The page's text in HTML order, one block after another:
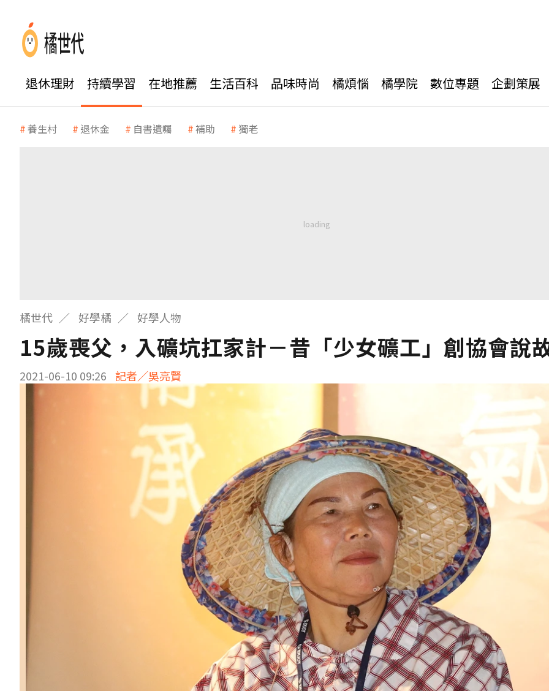
退休理財 持續學習 在地推薦 生活百科 品味時尚 橘煩惱 橘學院 數位專題 企劃策展
養生村 退休金 自書遺囑 補助 獨老
橘世代 好學橘 好學人物
15歲喪父，入礦坑扛家計－昔「少女礦工」創協會說
2021-06-10 09:26 記者／吳亮賢